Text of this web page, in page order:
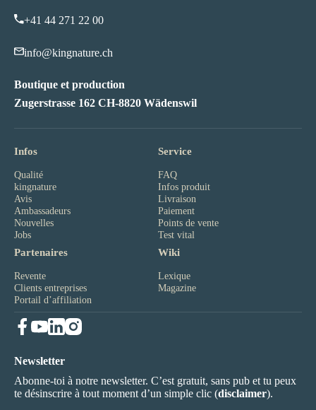
+41 44 271 22 00
info@kingnature.ch
Boutique et production
Zugerstrasse 162 CH-8820 Wädenswil
Infos
Qualité
kingnature
Avis
Ambassadeurs
Nouvelles
Jobs
Service
FAQ
Infos produit
Livraison
Paiement
Points de vente
Test vital
Partenaires
Revente
Clients entreprises
Portail d’affiliation
Wiki
Lexique
Magazine
Newsletter
Abonne-toi à notre newsletter. C’est gratuit, sans pub et tu peux
te désinscrire à tout moment d’un simple clic (disclaimer).